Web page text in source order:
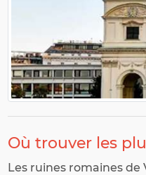
Où trouver les
Les ruines romaines